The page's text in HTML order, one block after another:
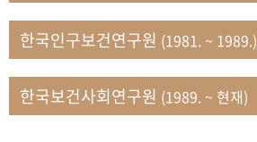
VR 역사관
문현상
가족복지연구실 인구가족연구팀
박인화
보건정책연구실
박재빈
연구부 인구역학담당실
변종화
보건정책연구실 건강증진팀
한국인구보건연구원 (1981. ~ 1989.)
한국보건사회연구원 (1989. ~ 현재)